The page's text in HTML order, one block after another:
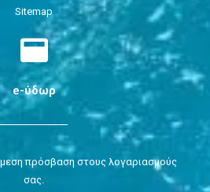
Sitemap
e-ύδωρ
πρόσβαση στους λογαριασμούς
σας.